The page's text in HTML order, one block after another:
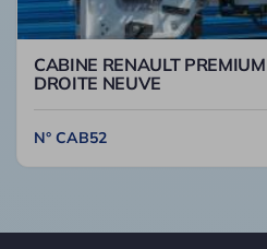
CABINE RENAULT
DROITE NEUVE
N° CAB52